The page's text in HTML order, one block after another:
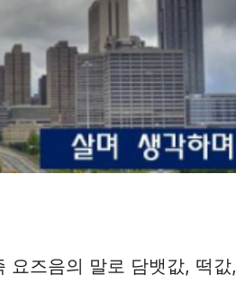
요즈음의 말로 담뱃값, 떡값,